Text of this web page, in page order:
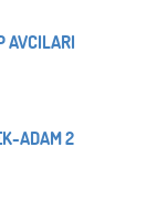
AVCILARI
ADAM 2